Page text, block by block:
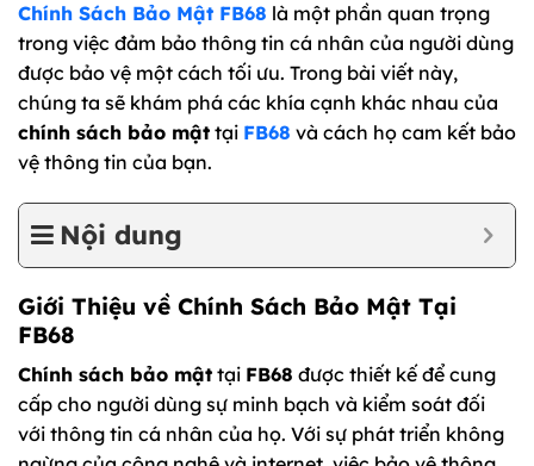
Chính Sách Bảo Mật FB68 là một phần quan trọng
trong việc đảm bảo thông tin cá nhân của người dùng
được bảo vệ một cách tối ưu. Trong bài viết này,
chúng ta sẽ khám phá các khía cạnh khác nhau của
chính sách bảo mật tại FB68 và cách họ cam kết bảo
vệ thông tin của bạn.
Nội dung
Giới Thiệu về Chính Sách Bảo Mật Tại
FB68
Chính sách bảo mật tại FB68 được thiết kế để cung
cấp cho người dùng sự minh bạch và kiểm soát đối
với thông tin cá nhân của họ. Với sự phát triển không